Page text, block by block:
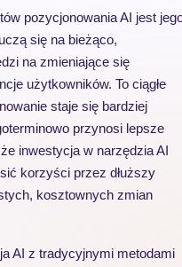
pozycjonowania AI jest
się na bieżąco,
na zmieniające się
użytkowników. To ciągłe
staje się bardziej
przynosi lepsze
inwestycja w narzędzia AI
korzyści przez dłuższy
kosztownych zmian
AI z tradycyjnymi metodami